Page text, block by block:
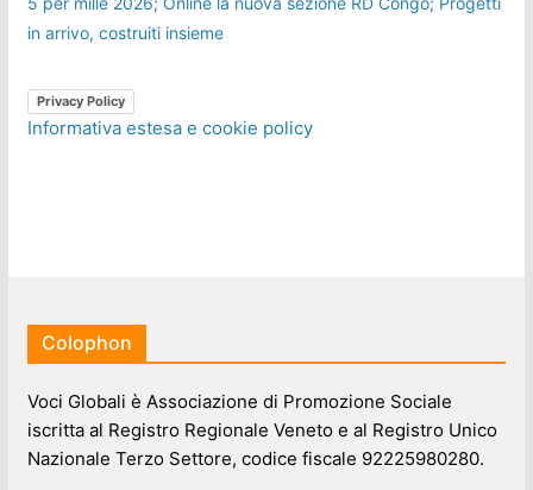
in arrivo, costruiti insieme
Privacy Policy
Informativa estesa e cookie policy
Colophon
Voci Globali è Associazione di Promozione Sociale
iscritta al Registro Regionale Veneto e al Registro Unico
Nazionale Terzo Settore, codice fiscale 92225980280.